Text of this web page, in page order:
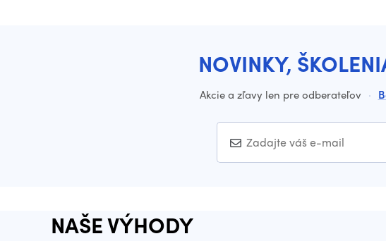
NOVINKY,
Akcie a zľavy len pre odberateľov ·
NAŠE VÝHODY